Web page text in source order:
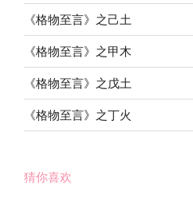
《格物至言》之己土
《格物至言》之甲木
《格物至言》之戊土
《格物至言》之丁火
猜你喜欢